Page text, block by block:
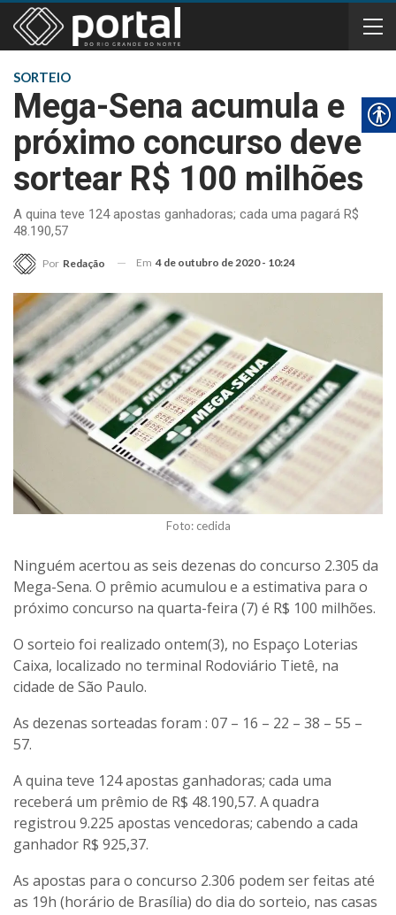
SORTEIO
Mega-Sena acumula e
próximo concurso deve
sortear R$ 100 milhões
A quina teve 124 apostas ganhadoras; cada uma pagará R$
48.190,57
Por Redação Em 4 de outubro de 2020 - 10:24
Foto: cedida
Ninguém acertou as seis dezenas do concurso 2.305 da
Mega-Sena. O prêmio acumulou e a estimativa para o
próximo concurso na quarta-feira (7) é R$ 100 milhões.
O sorteio foi realizado ontem(3), no Espaço Loterias
Caixa, localizado no terminal Rodoviário Tietê, na
cidade de São Paulo.
As dezenas sorteadas foram : 07 – 16 – 22 – 38 – 55 –
57.
A quina teve 124 apostas ganhadoras; cada uma
receberá um prêmio de R$ 48.190,57. A quadra
registrou 9.225 apostas vencedoras; cabendo a cada
ganhador R$ 925,37.
As apostas para o concurso 2.306 podem ser feitas até
as 19h (horário de Brasília) do dia do sorteio, nas casas